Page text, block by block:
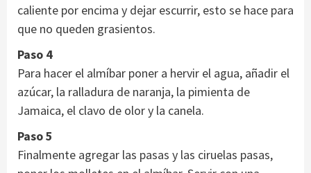
caliente por encima y dejar escurrir, esto se hace para
que no queden grasientos.
Paso 4
Para hacer el almíbar poner a hervir el agua, añadir el
azúcar, la ralladura de naranja, la pimienta de
Jamaica, el clavo de olor y la canela.
Paso 5
Finalmente agregar las pasas y las ciruelas pasas,